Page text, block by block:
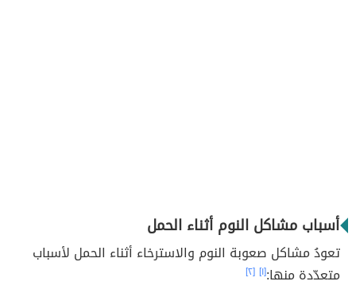
أسباب مشاكل النوم أثناء الحمل
تعودُ مشاكل صعوبة النوم والاسترخاء أثناء الحمل لأسباب
متعدّدة منها:[١] [٢]